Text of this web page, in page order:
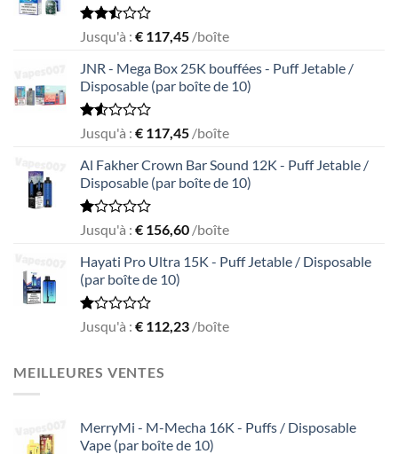
Rated
out
of 5
Jusqu'à : € 117,45 /boîte
JNR - Mega Box 25K bouffées - Puff Jetable /
Disposable (par boîte de 10)
Rated
out
of
5
Jusqu'à : € 117,45 /boîte
Al Fakher Crown Bar Sound 12K - Puff Jetable /
Disposable (par boîte de 10)
Rated
out
of
5
Jusqu'à : € 156,60 /boîte
Hayati Pro Ultra 15K - Puff Jetable / Disposable
(par boîte de 10)
Rated
of
5
Jusqu'à : € 112,23 /boîte
MEILLEURES VENTES
MerryMi - M-Mecha 16K - Puffs / Disposable
Vape (par boîte de 10)